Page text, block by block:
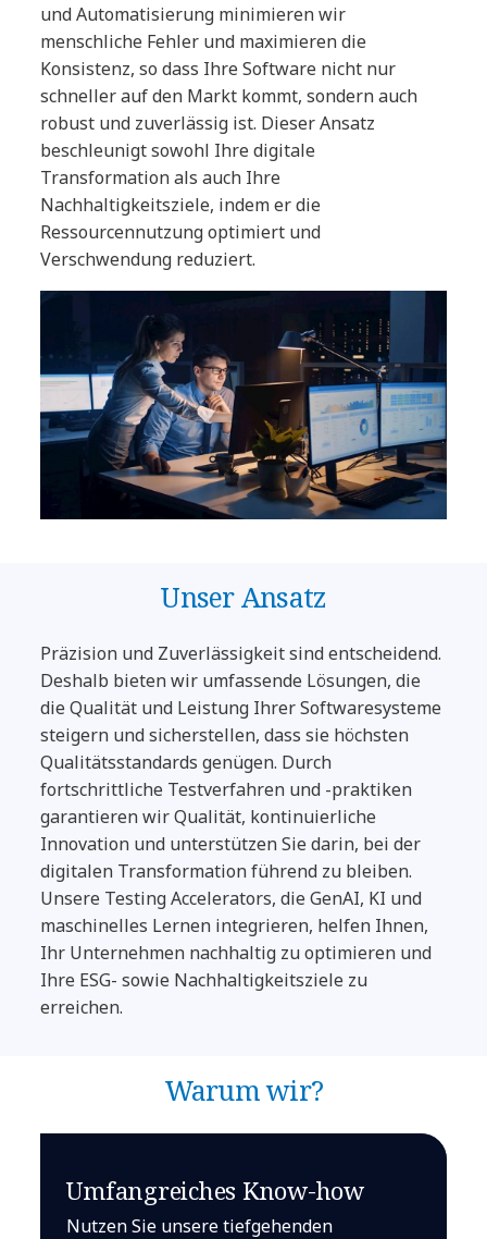
und Automatisierung minimieren wir
menschliche Fehler und maximieren die
Konsistenz, so dass Ihre Software nicht nur
schneller auf den Markt kommt, sondern auch
robust und zuverlässig ist. Dieser Ansatz
beschleunigt sowohl Ihre digitale
Transformation als auch Ihre
Nachhaltigkeitsziele, indem er die
Ressourcennutzung optimiert und
Verschwendung reduziert.
Unser Ansatz
Präzision und Zuverlässigkeit sind entscheidend.
Deshalb bieten wir umfassende Lösungen, die
die Qualität und Leistung Ihrer Softwaresysteme
steigern und sicherstellen, dass sie höchsten
Qualitätsstandards genügen. Durch
fortschrittliche Testverfahren und -praktiken
garantieren wir Qualität, kontinuierliche
Innovation und unterstützen Sie darin, bei der
digitalen Transformation führend zu bleiben.
Unsere Testing Accelerators, die GenAI, KI und
maschinelles Lernen integrieren, helfen Ihnen,
Ihr Unternehmen nachhaltig zu optimieren und
Ihre ESG- sowie Nachhaltigkeitsziele zu
erreichen.
Warum wir?
Umfangreiches Know-how
Nutzen Sie unsere tiefgehenden